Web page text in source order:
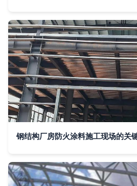
钢结构厂房防火涂料施工现场的关